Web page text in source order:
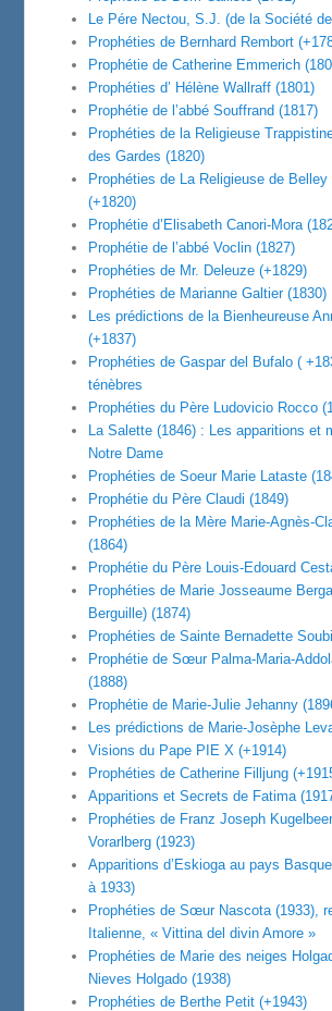
Le Pére Nectou, S.J. (de la Société
Prophéties de Bernhard Rembort
Prophétie de Catherine Emmerich
Prophéties d’ Hélène Wallraff (1801)
Prophétie de l’abbé Souffrand (1817)
Prophéties de la Religieuse
des Gardes (1820)
Prophéties de La Religieuse de
(+1820)
Prophétie d’Elisabeth Canori-Mora
Prophétie de l’abbé Voclin (1827)
Prophéties de Mr. Deleuze (+1829)
Prophéties de Marianne Galtier (1830)
Les prédictions de la Bienheureuse
(+1837)
Prophéties de Gaspar del Bufalo (
ténèbres
Prophéties du Père Ludovicio Rocco
La Salette (1846) : Les apparitions et
Notre Dame
Prophéties de Soeur Marie Lataste
Prophétie du Père Claudi (1849)
Prophéties de la Mère Marie-Agnès-
(1864)
Prophétie du Père Louis-Edouard
Prophéties de Marie Josseaume
Berguille) (1874)
Prophéties de Sainte Bernadette
Prophétie de Sœur Palma-Maria-
(1888)
Prophétie de Marie-Julie Jehanny
Les prédictions de Marie-Josèphe
Visions du Pape PIE X (+1914)
Prophéties de Catherine Filljung
Apparitions et Secrets de Fatima
Prophéties de Franz Joseph
Vorarlberg (1923)
Apparitions d’Eskioga au pays
à 1933)
Prophéties de Sœur Nascota (1933),
Italienne, « Vittina del divin Amore »
Prophéties de Marie des neiges
Nieves Holgado (1938)
Prophéties de Berthe Petit (+1943)